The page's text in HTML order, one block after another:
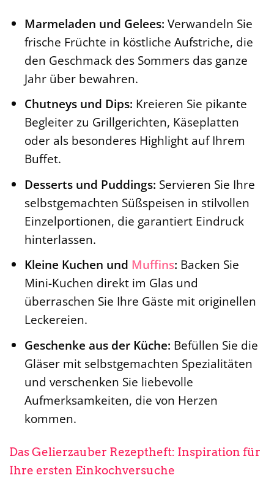
Marmeladen und Gelees: Verwandeln Sie
frische Früchte in köstliche Aufstriche, die
den Geschmack des Sommers das ganze
Jahr über bewahren.
Chutneys und Dips: Kreieren Sie pikante
Begleiter zu Grillgerichten, Käseplatten
oder als besonderes Highlight auf Ihrem
Buffet.
Desserts und Puddings: Servieren Sie Ihre
selbstgemachten Süßspeisen in stilvollen
Einzelportionen, die garantiert Eindruck
hinterlassen.
Kleine Kuchen und Muffins: Backen Sie
Mini-Kuchen direkt im Glas und
überraschen Sie Ihre Gäste mit originellen
Leckereien.
Geschenke aus der Küche: Befüllen Sie die
Gläser mit selbstgemachten Spezialitäten
und verschenken Sie liebevolle
Aufmerksamkeiten, die von Herzen
kommen.
Das Gelierzauber Rezeptheft: Inspiration für
Ihre ersten Einkochversuche